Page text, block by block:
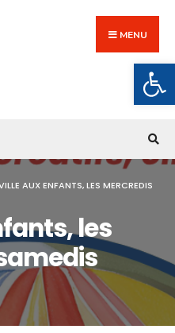
MENU
AUX ENFANTS, LES MERCREDIS
les